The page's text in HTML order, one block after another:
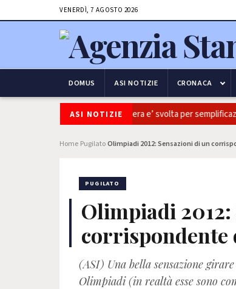
VENERDÌ, 7 AGOSTO 2026
DOMUS ASI NOTIZIE CRONACA
ASI NOTIZIE
Coltivaitalia: Coldiretti, ok Camera e’ svolta per
Home PugilatoOlimpiadi 2012: Sensazioni di un
PUGILATO
Olimpiadi
corrispondente
(ASI) Una bella sensazione
Olimpiadi (in realtà esse sono